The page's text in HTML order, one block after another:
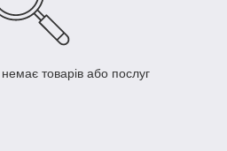
товарів або послуг